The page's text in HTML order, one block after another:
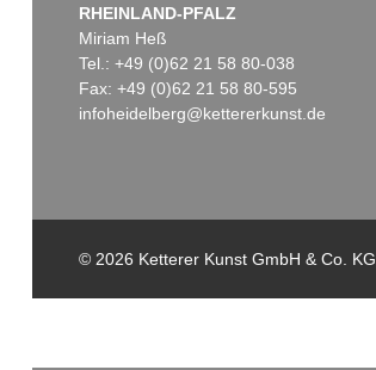
RHEINLAND-PFALZ
Miriam Heß
Tel.: +49 (0)62 21 58 80-038
Fax: +49 (0)62 21 58 80-595
infoheidelberg@kettererkunst.de
© 2026 Ketterer Kunst GmbH & Co. KG